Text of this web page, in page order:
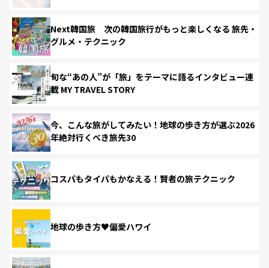
Next韓国旅 次の韓国旅行がもっと楽しくなる 旅先・
グルメ・テクニック
旬な“あの人”が「旅」をテーマに語るインタビュー連
載 MY TRAVEL STORY
今、こんな旅がしてみたい！地球の歩き方が選ぶ2026
年絶対行くべき旅先30
コスパもタイパもかなえる！賢者の旅テクニック
地球の歩き方♥偏愛ハワイ